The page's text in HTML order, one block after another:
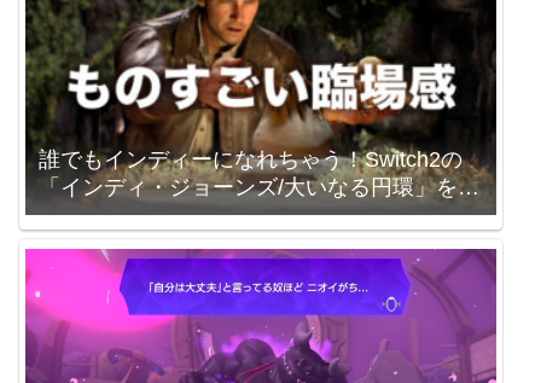
誰でもインディーになれちゃう！Switch2の
「インディ・ジョーンズ/大いなる円環」を買
いました。